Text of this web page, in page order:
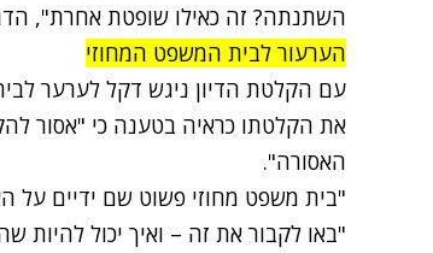
השתנתה? זה כאילו שופטת אחרת",
הערעור לבית המשפט המחוזי
עם הקלטת הדיון ניגש דקל לערער
את הקלטתו כראיה בטענה כי "אסור
האסורה".
"בית משפט מחוזי פשוט שם ידיים על
"באו לקבור את זה – ואיך יכול להיות